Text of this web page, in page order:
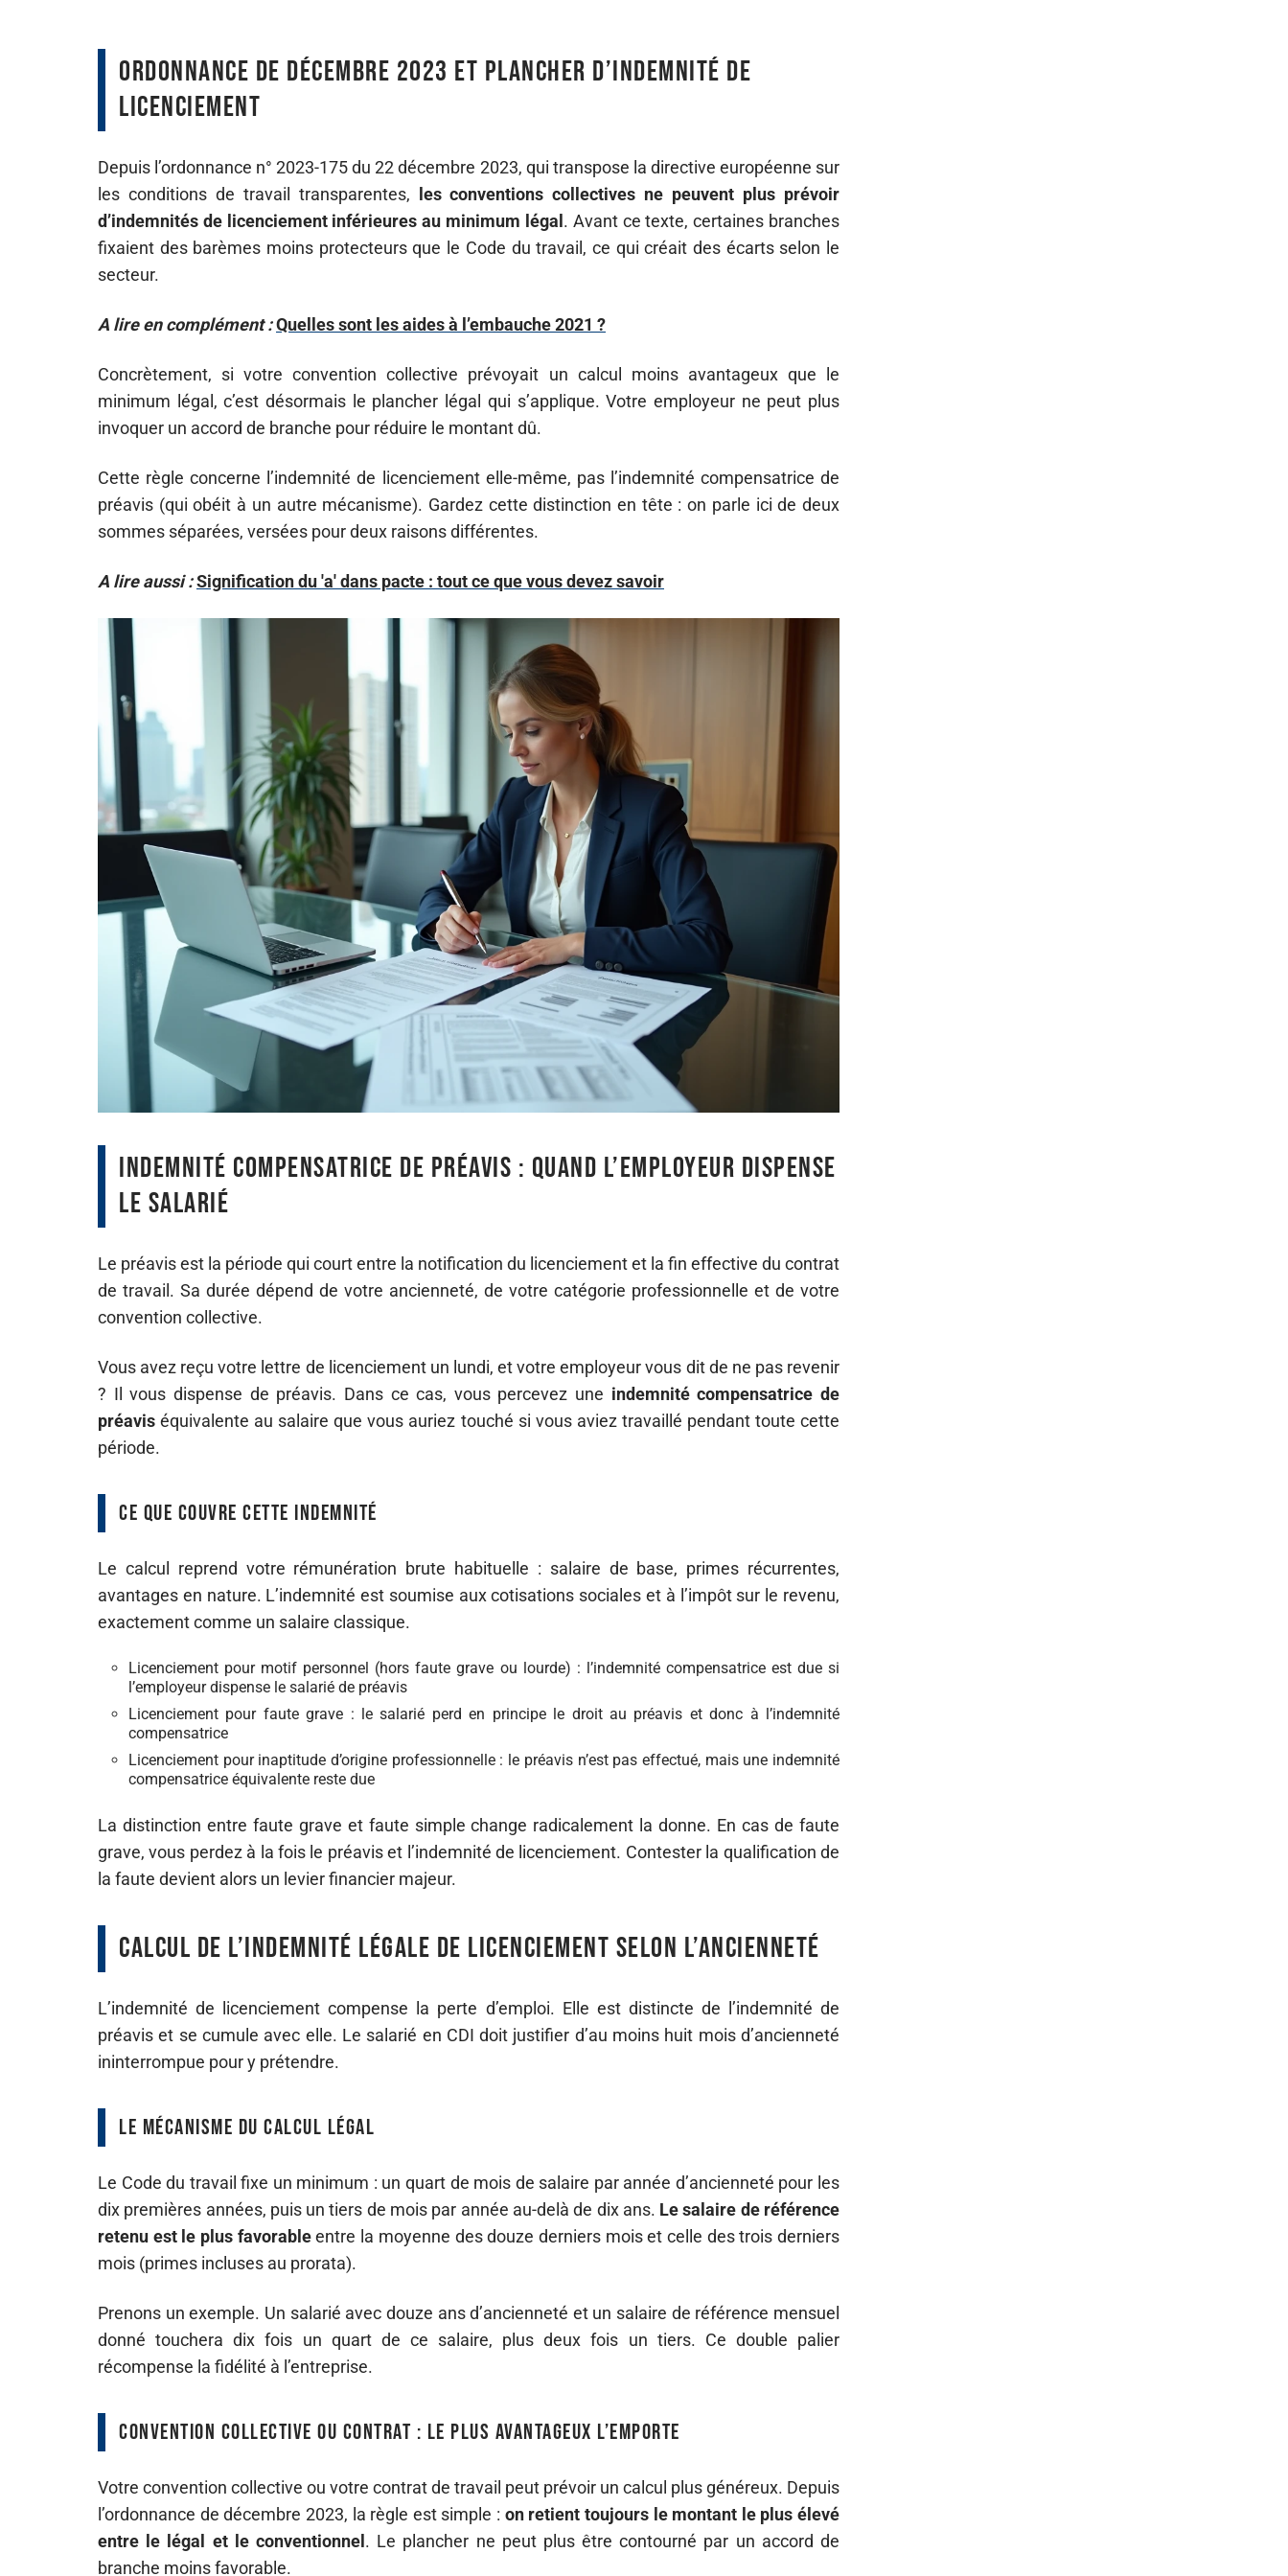
Ordonnance de décembre 2023 et plancher d’indemnité de
licenciement
Depuis l’ordonnance n° 2023-175 du 22 décembre 2023, qui transpose la directive européenne sur
les conditions de travail transparentes,
les conventions collectives ne peuvent plus prévoir
d’indemnités de licenciement inférieures au minimum légal . Avant ce texte, certaines branches
fixaient des barèmes moins protecteurs que le Code du travail, ce qui créait des écarts selon le
secteur.
A lire en complément :Quelles sont les aides à l’embauche 2021 ?
Concrètement, si votre convention collective prévoyait un calcul moins avantageux que le
minimum légal, c’est désormais le plancher légal qui s’applique. Votre employeur ne peut plus
invoquer un accord de branche pour réduire le montant dû.
Cette règle concerne l’indemnité de licenciement elle-même, pas l’indemnité compensatrice de
préavis (qui obéit à un autre mécanisme). Gardez cette distinction en tête : on parle ici de deux
sommes séparées, versées pour deux raisons différentes.
A lire aussi :Signification du 'a' dans pacte : tout ce que vous devez savoir
Indemnité compensatrice de préavis : quand l’employeur dispense
le salarié
Le préavis est la période qui court entre la notification du licenciement et la fin effective du contrat
de travail. Sa durée dépend de votre ancienneté, de votre catégorie professionnelle et de votre
convention collective.
Vous avez reçu votre lettre de licenciement un lundi, et votre employeur vous dit de ne pas revenir
? Il vous dispense de préavis. Dans ce cas, vous percevez une indemnité compensatrice de
préavis équivalente au salaire que vous auriez touché si vous aviez travaillé pendant toute cette
période.
Ce que couvre cette indemnité
Le calcul reprend votre rémunération brute habituelle : salaire de base, primes récurrentes,
avantages en nature. L’indemnité est soumise aux cotisations sociales et à l’impôt sur le revenu,
exactement comme un salaire classique.
Licenciement pour motif personnel (hors faute grave ou lourde) : l’indemnité compensatrice est due si
l’employeur dispense le salarié de préavis
Licenciement pour faute grave : le salarié perd en principe le droit au préavis et donc à l’indemnité
compensatrice
Licenciement pour inaptitude d’origine professionnelle : le préavis n’est pas effectué, mais une indemnité
compensatrice équivalente reste due
La distinction entre faute grave et faute simple change radicalement la donne. En cas de faute
grave, vous perdez à la fois le préavis et l’indemnité de licenciement. Contester la qualification de
la faute devient alors un levier financier majeur.
Calcul de l’indemnité légale de licenciement selon l’ancienneté
L’indemnité de licenciement compense la perte d’emploi. Elle est distincte de l’indemnité de
préavis et se cumule avec elle. Le salarié en CDI doit justifier d’au moins huit mois d’ancienneté
ininterrompue pour y prétendre.
Le mécanisme du calcul légal
Le Code du travail fixe un minimum : un quart de mois de salaire par année d’ancienneté pour les
dix premières années, puis un tiers de mois par année au-delà de dix ans. Le salaire de référence
retenu est le plus favorableentre la moyenne des douze derniers mois et celle des trois derniers
mois (primes incluses au prorata).
Prenons un exemple. Un salarié avec douze ans d’ancienneté et un salaire de référence mensuel
donné touchera dix fois un quart de ce salaire, plus deux fois un tiers. Ce double palier
récompense la fidélité à l’entreprise.
Convention collective ou contrat : le plus avantageux l’emporte
Votre convention collective ou votre contrat de travail peut prévoir un calcul plus généreux. Depuis
l’ordonnance de décembre 2023, la règle est simple : on retient toujours le montant le plus élevé
entre le légal et le conventionnel . Le plancher ne peut plus être contourné par un accord de
branche moins favorable.